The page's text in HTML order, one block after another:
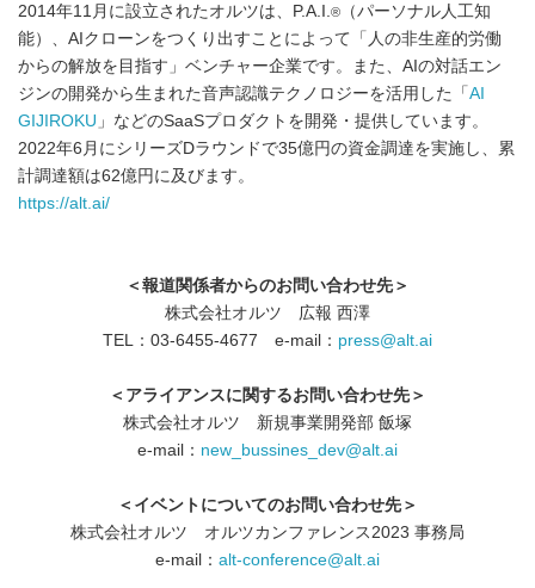
2014年11月に設立されたオルツは、P.A.I. ®️
（パーソナル人工知
能）、AIクローンをつくり出すことによって「人の非生産的労働
からの解放を目指す」ベンチャー企業です。また、AIの対話エン
ジンの開発から生まれた音声認識テクノロジーを活用した「AI
GIJIROKU 」などのSaaSプロダクトを開発・提供しています。
2022年6月にシリーズDラウンドで35億円の資金調達を実施し、累
計調達額は62億円に及びます。
https://alt.ai/
＜報道関係者からのお問い合わせ先＞
株式会社オルツ 広報 西澤
TEL：03-6455-4677 e-mail： press@alt.ai
＜アライアンスに関するお問い合わせ先＞
株式会社オルツ 新規事業開発部 飯塚
e-mail： new_bussines_dev@alt.ai
＜イベントについてのお問い合わせ先＞
株式会社オルツ オルツカンファレンス2023 事務局
e-mail： alt-conference@alt.ai